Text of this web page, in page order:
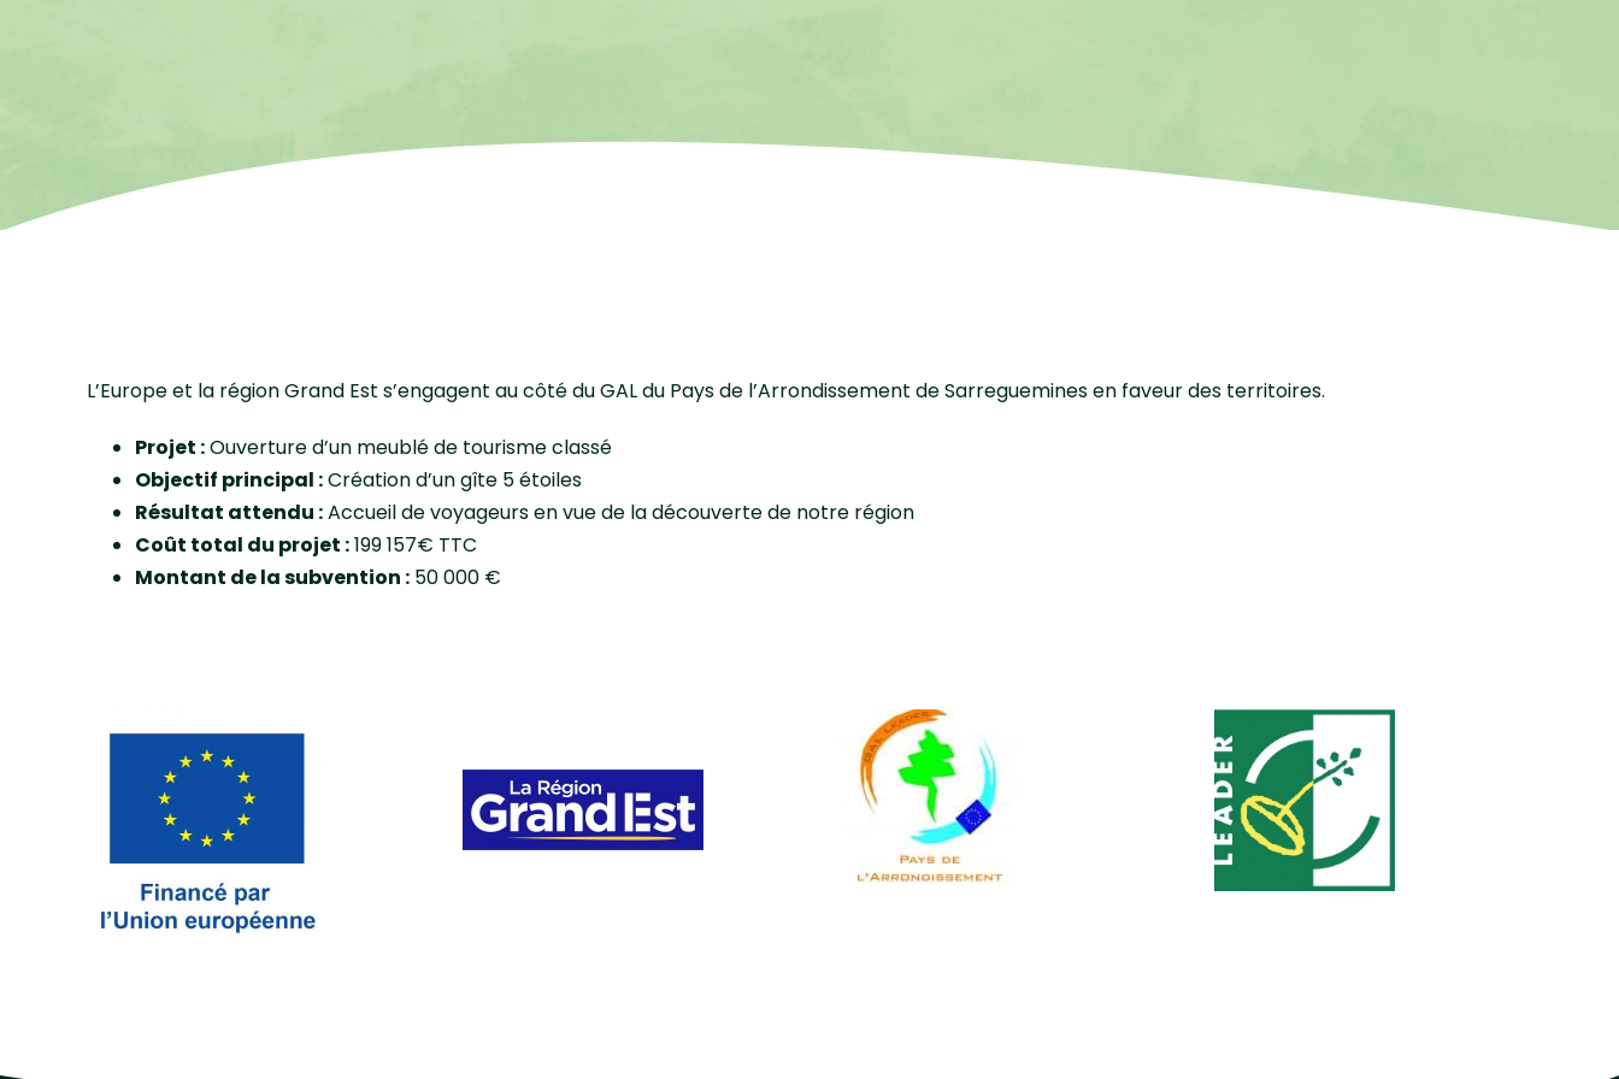
L’Europe et la région Grand Est s’engagent au côté du GAL du Pays de l’Arrondissement de Sarreguemines en faveur des territoires.
Projet :Ouverture d’un meublé de tourisme classé
Objectif principal :Création d’un gîte 5 étoiles
Résultat attendu :Accueil de voyageurs en vue de la découverte de notre région
Coût total du projet :199 157€ TTC
Montant de la subvention :50 000 €